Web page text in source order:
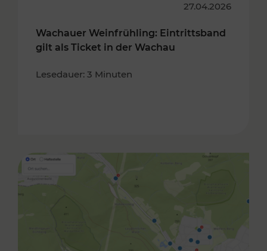
27.04.2026
Wachauer Weinfrühling: Eintrittsband
gilt als Ticket in der Wachau
Lesedauer: 3 Minuten